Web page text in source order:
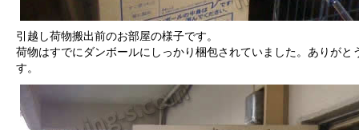
引越し荷物搬出前のお部屋の様子です。
荷物はすでにダンボールにしっかり梱包されていました。ありがと
す。